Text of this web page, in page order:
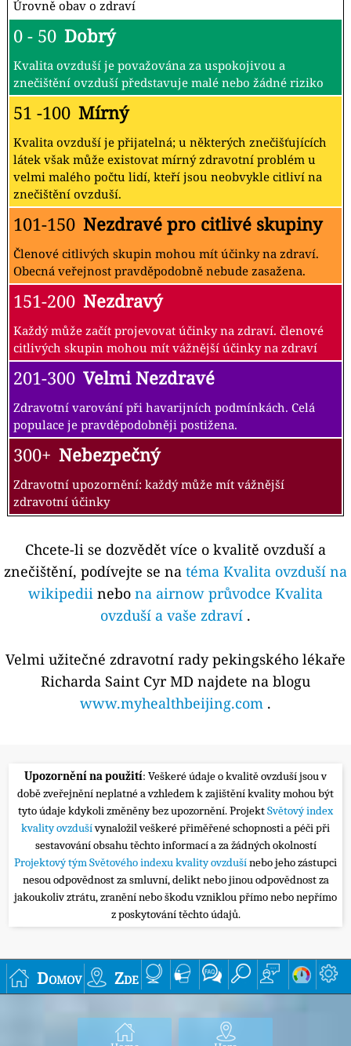
Úrovně obav o zdraví
0 - 50 Dobrý
Kvalita ovzduší je považována za uspokojivou a
znečištění ovzduší představuje malé nebo žádné riziko
51 -100 Mírný
Kvalita ovzduší je přijatelná; u některých znečišťujících
látek však může existovat mírný zdravotní problém u
velmi malého počtu lidí, kteří jsou neobvykle citliví na
znečištění ovzduší.
101-150 Nezdravé pro citlivé skupiny
Členové citlivých skupin mohou mít účinky na zdraví.
Obecná veřejnost pravděpodobně nebude zasažena.
151-200 Nezdravý
Každý může začít projevovat účinky na zdraví. členové
citlivých skupin mohou mít vážnější účinky na zdraví
201-300 Velmi Nezdravé
Zdravotní varování při havarijních podmínkách. Celá
populace je pravděpodobněji postižena.
300+ Nebezpečný
Zdravotní upozornění: každý může mít vážnější
zdravotní účinky
Chcete-li se dozvědět více o kvalitě ovzduší a
znečištění, podívejte se na téma Kvalita ovzduší na
wikipedii nebo na airnow průvodce Kvalita
ovzduší a vaše zdraví .
Velmi užitečné zdravotní rady pekingského lékaře
Richarda Saint Cyr MD najdete na blogu
www.myhealthbeijing.com .
Upozornění na použití: Veškeré údaje o kvalitě ovzduší jsou v
době zveřejnění neplatné a vzhledem k zajištění kvality mohou být
tyto údaje kdykoli změněny bez upozornění. ProjektSvětový index
kvality ovzdušívynaložil veškeré přiměřené schopnosti a péči při
sestavování obsahu těchto informací a za žádných okolností
Projektový tým Světového indexu kvality ovzdušínebo jeho zástupci
nesou odpovědnost za smluvní, delikt nebo jinou odpovědnost za
jakoukoliv ztrátu, zranění nebo škodu vzniklou přímo nebo nepřímo
z poskytování těchto údajů.
Domov Zde